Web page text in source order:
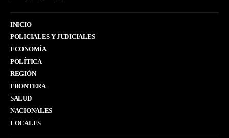
INICIO
POLICIALES Y JUDICIALES
ECONOMÍA
POLÍTICA
REGIÓN
FRONTERA
SALUD
NACIONALES
LOCALES